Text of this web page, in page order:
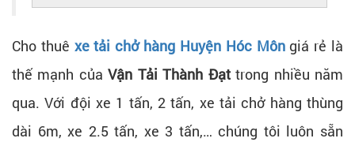
Cho thuê xe tải chở hàng Huyện Hóc Môngiá rẻ là
thế mạnh củaVận Tải Thành Đạttrong nhiều năm
qua. Với đội xe 1 tấn, 2 tấn, xe tải chở hàng thùng
dài 6m, xe 2.5 tấn, xe 3 tấn,… chúng tôi luôn sẵn